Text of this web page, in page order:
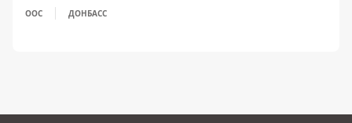
ООС ДОНБАСС